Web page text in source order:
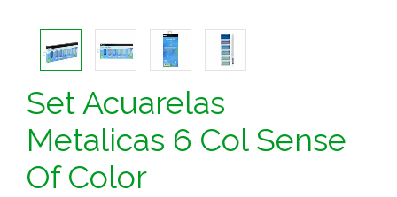
Set Acuarelas
Metalicas 6 Col Sense
Of Color